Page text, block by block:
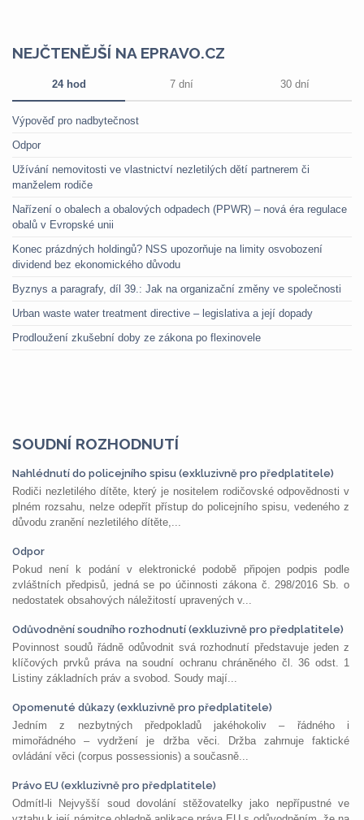
NEJČTENĚJŠÍ NA EPRAVO.CZ
24 hod 7 dní 30 dní
Výpověď pro nadbytečnost
Odpor
Užívání nemovitosti ve vlastnictví nezletilých dětí partnerem či
manželem rodiče
Nařízení o obalech a obalových odpadech (PPWR) – nová éra regulace
obalů v Evropské unii
Konec prázdných holdingů? NSS upozorňuje na limity osvobození
dividend bez ekonomického důvodu
Byznys a paragrafy, díl 39.: Jak na organizační změny ve společnosti
Urban waste water treatment directive – legislativa a její dopady
Prodloužení zkušební doby ze zákona po flexinovele
SOUDNÍ ROZHODNUTÍ
Nahlédnutí do policejního spisu (exkluzivně pro předplatitele)
Rodiči nezletilého dítěte, který je nositelem rodičovské odpovědnosti v
plném rozsahu, nelze odepřít přístup do policejního spisu, vedeného z
důvodu zranění nezletilého dítěte,...
Odpor
Pokud není k podání v elektronické podobě připojen podpis podle
zvláštních předpisů, jedná se po účinnosti zákona č. 298/2016 Sb. o
nedostatek obsahových náležitostí upravených v...
Odůvodnění soudního rozhodnutí (exkluzivně pro předplatitele)
Povinnost soudů řádně odůvodnit svá rozhodnutí představuje jeden z
klíčových prvků práva na soudní ochranu chráněného čl. 36 odst. 1
Listiny základních práv a svobod. Soudy mají...
Opomenuté důkazy (exkluzivně pro předplatitele)
Jedním z nezbytných předpokladů jakéhokoliv – řádného i
mimořádného – vydržení je držba věci. Držba zahrnuje faktické
ovládání věci (corpus possessionis) a současně...
Právo EU (exkluzivně pro předplatitele)
Odmítl-li Nejvyšší soud dovolání stěžovatelky jako nepřípustné ve